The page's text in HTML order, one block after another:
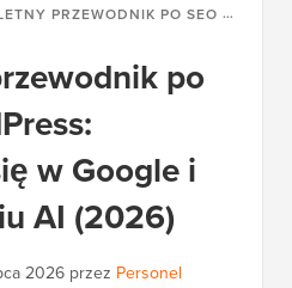
PO SEO W WORDPRESS: POZYCJONUJ SIĘ W GOOGLE I WYSZUKIWANIU AI (2026)
po
w Google i
AI (2026)
2026 przez Personel